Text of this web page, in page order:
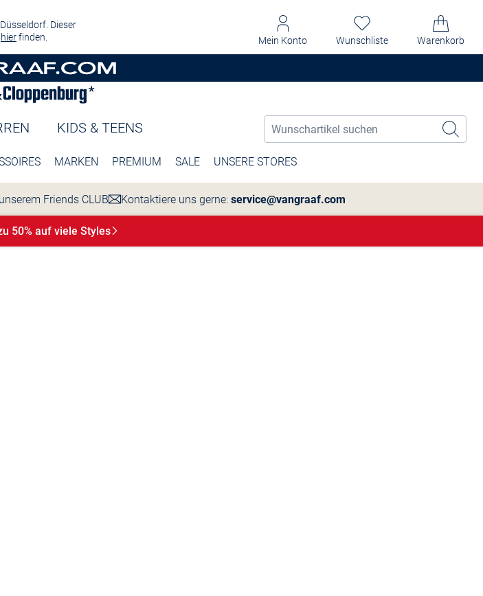
Dieser
hierfinden. Mein Konto Wunschliste Warenkorb
KIDS & TEENS
MARKEN PREMIUM SALE UNSERE STORES
Friends CLUB Kontaktiere uns gerne: service@vangraaf.com
50% auf viele Styles